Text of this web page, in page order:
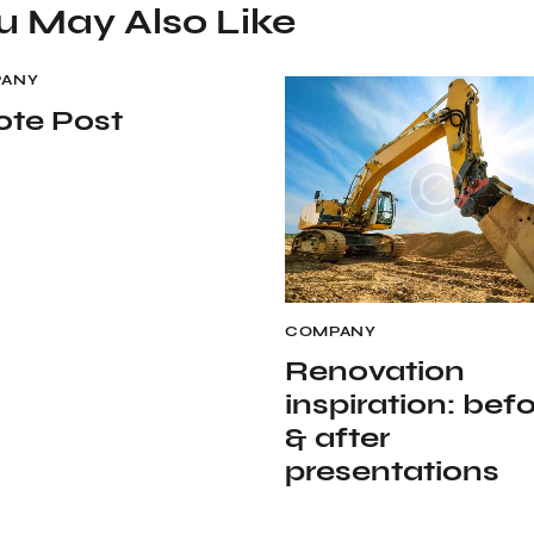
May Also Like
Post
COMPANY
Renovation
inspiration:
& after
presentations